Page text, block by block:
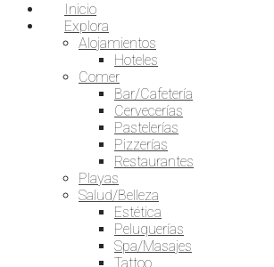
Inicio
Explora
Alojamientos
Hoteles
Comer
Bar/Cafetería
Cervecerías
Pastelerías
Pizzerías
Restaurantes
Playas
Salud/Belleza
Estética
Peluquerías
Spa/Masajes
Tattoo